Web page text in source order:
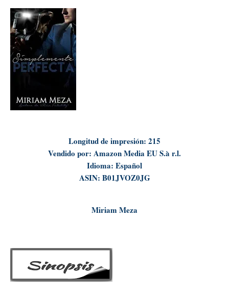
Longitud de impresión: 215
Vendido por: Amazon Media EU S.à r.l.
Idioma: Español
ASIN: B01JVOZ0JG
Miriam Meza